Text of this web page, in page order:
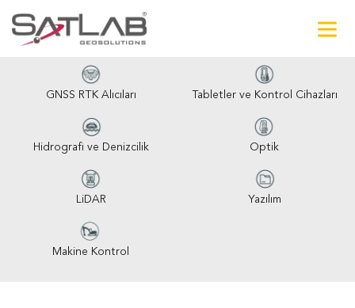
GNSS RTK Alıcıları Tabletler ve Kontrol Cihazları
Hidrografi ve Denizcilik Optik
LiDAR Yazılım
Makine Kontrol